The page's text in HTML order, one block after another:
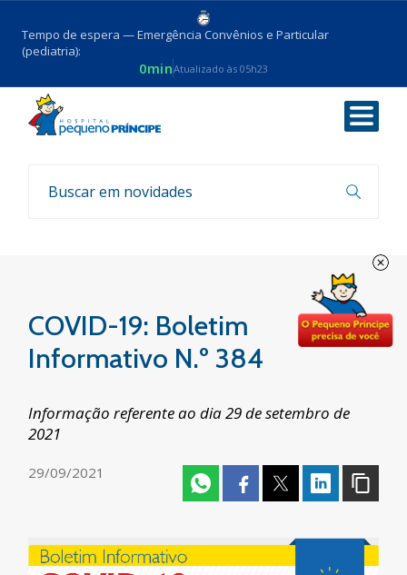
Tempo de espera — Emergência Convênios e Particular
(pediatria):
0minAtualizado às 05h23
Voltar
Boletim COVID-19
COVID-19: Boletim
Informativo N.º 384
Informação referente ao dia 29 de setembro de
2021
29/09/2021